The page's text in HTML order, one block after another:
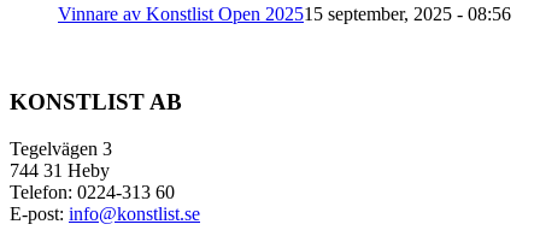
Vinnare av Konstlist Open 202515 september, 2025 - 08:56
KONSTLIST AB
Tegelvägen 3
744 31 Heby
Telefon: 0224-313 60
E-post: info@konstlist.se